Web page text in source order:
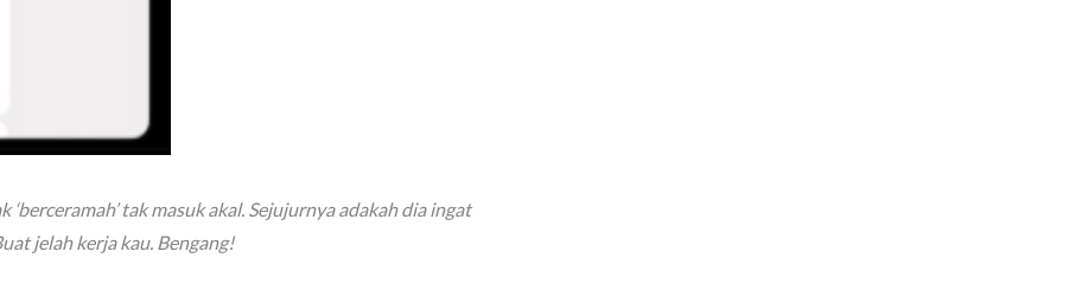
tak masuk akal. Sejujurnya adakah dia ingat
jelah kerja kau. Bengang!